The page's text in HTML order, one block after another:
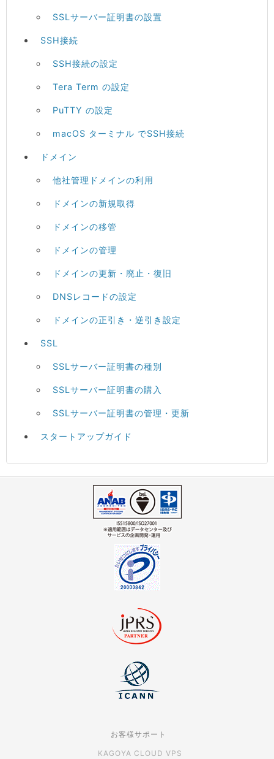
SSLサーバー証明書の設置
SSH接続
SSH接続の設定
Tera Term の設定
PuTTY の設定
macOS ターミナル でSSH接続
ドメイン
他社管理ドメインの利用
ドメインの新規取得
ドメインの移管
ドメインの管理
ドメインの更新・廃止・復旧
DNSレコードの設定
ドメインの正引き・逆引き設定
SSL
SSLサーバー証明書の種別
SSLサーバー証明書の購入
SSLサーバー証明書の管理・更新
スタートアップガイド
お客様サポート
KAGOYA CLOUD VPS